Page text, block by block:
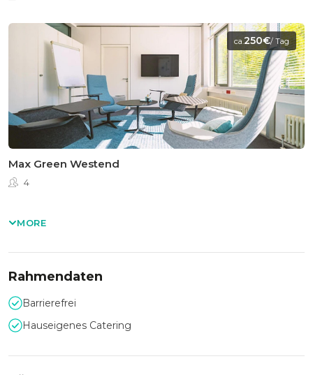
MORE
ca.250€/ Tag
Max Green Westend
4
Rahmendaten
Barrierefrei
Hauseigenes Catering